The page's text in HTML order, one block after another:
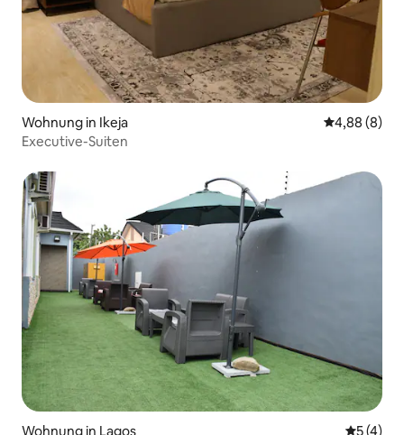
Wohnung in Ikeja
4,88 (8)
Executive-Suiten
Wohnung in Lagos
5 (4)